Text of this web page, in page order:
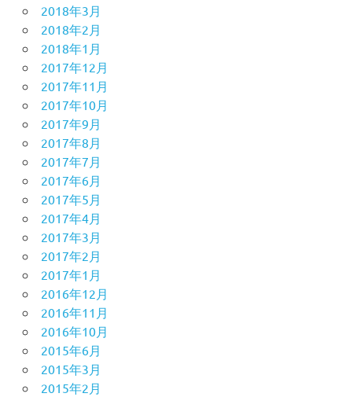
2018年3月
2018年2月
2018年1月
2017年12月
2017年11月
2017年10月
2017年9月
2017年8月
2017年7月
2017年6月
2017年5月
2017年4月
2017年3月
2017年2月
2017年1月
2016年12月
2016年11月
2016年10月
2015年6月
2015年3月
2015年2月